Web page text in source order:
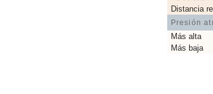
Distancia
Presión
Más alta
Más baja